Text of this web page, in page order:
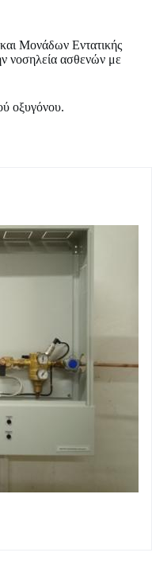
Μονάδων Εντατικής
νοσηλεία ασθενών με
οξυγόνου.